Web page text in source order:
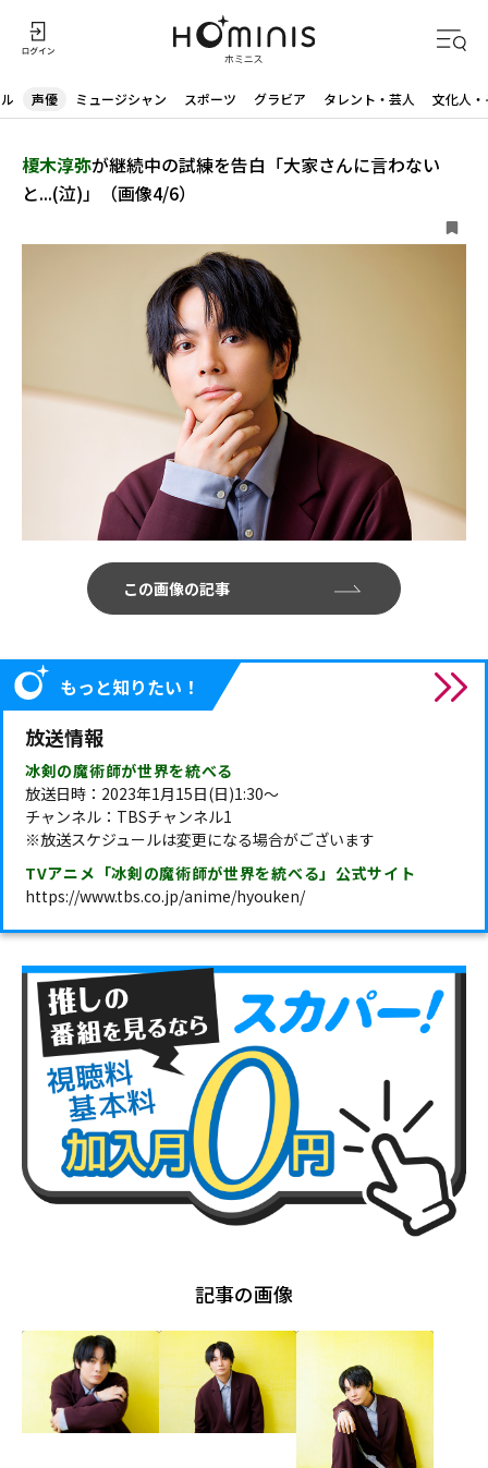
声優 ミュージシャン スポーツ グラビア タレント・芸人 文化人
榎木淳弥が継続中の試練を告白「大家さんに言わない
と...(泣)」（画像4/6）
この画像の記事
もっと知りたい！
放送情報
冰剣の魔術師が世界を統べる
放送日時：2023年1月15日(日)1:30～
チャンネル：TBSチャンネル1
※放送スケジュールは変更になる場合がございます
TVアニメ「冰剣の魔術師が世界を統べる」公式サイト
https://www.tbs.co.jp/anime/hyouken/
記事の画像